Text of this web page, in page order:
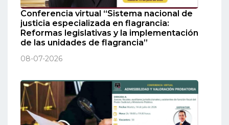
Conferencia virtual “Sistema nacional de
justicia especializada en flagrancia:
Reformas legislativas y la implementación
de las unidades de flagrancia”
08-07-2026